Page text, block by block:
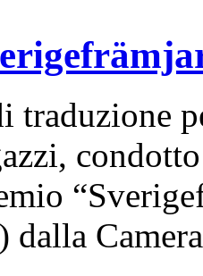
traduzione
dalla